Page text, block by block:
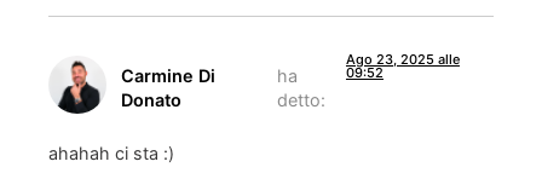
Carmine Di
Donato
ha
detto:
Ago 23, 2025 alle
09:52
ahahah ci sta :)